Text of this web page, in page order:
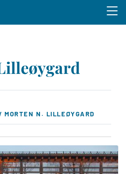
MORTEN N. LILLEØYGARD